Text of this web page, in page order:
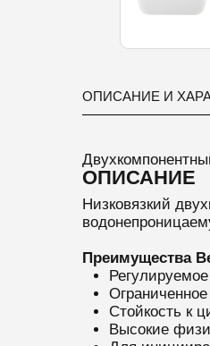
ОПИСАНИЕ И
ОПИСАНИЕ
Низковязкий
Преимущества
Стойкость к
Высокие